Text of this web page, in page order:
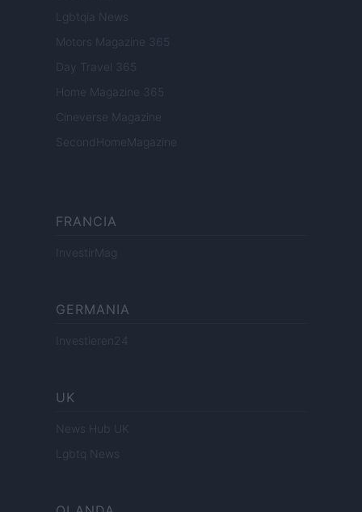
Lgbtqia News
Motors Magazine 365
Day Travel 365
Home Magazine 365
Cineverse Magazine
SecondHomeMagazine
FRANCIA
InvestirMag
GERMANIA
Investieren24
UK
News Hub UK
Lgbtq News